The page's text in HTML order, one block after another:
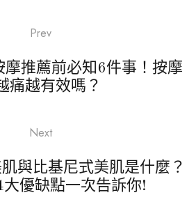
Prev
摩推薦前必知6件事！按摩
痛越有效嗎？
Next
與比基尼式美肌是什麼？
優缺點一次告訴你!